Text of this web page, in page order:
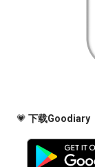
💗 下载Goodiary